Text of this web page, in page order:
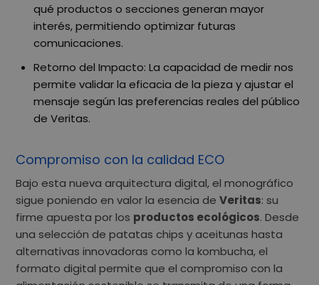
qué productos o secciones generan mayor
interés, permitiendo optimizar futuras
comunicaciones.
Retorno del Impacto:La capacidad de medir nos
permite validar la eficacia de la pieza y ajustar el
mensaje según las preferencias reales del público
de Veritas.
Compromiso con la calidad ECO
Bajo esta nueva arquitectura digital, el monográfico
sigue poniendo en valor la esencia deVeritas: su
firme apuesta por los productos ecológicos. Desde
una selección de patatas chips y aceitunas hasta
alternativas innovadoras como la kombucha, el
formato digital permite que el compromiso con la